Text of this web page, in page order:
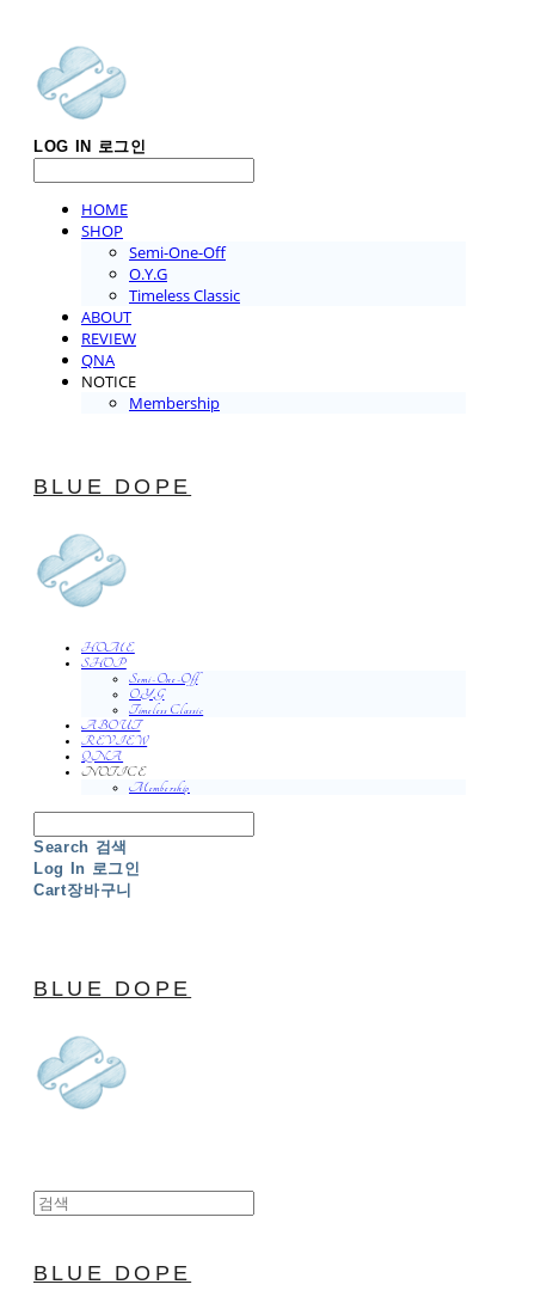
LOG IN 로그인
HOME
SHOP
Semi-One-Off
O.Y.G
Timeless Classic
ABOUT
REVIEW
QNA
NOTICE
Membership
BLUE DOPE
HOME
SHOP
Semi-One-Off
O.Y.G
Timeless Classic
ABOUT
REVIEW
QNA
NOTICE
Membership
Search 검색
Log In 로그인
Cart장바구니
BLUE DOPE
BLUE DOPE